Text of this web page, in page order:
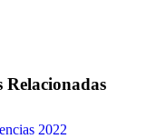
Relacionadas
2022